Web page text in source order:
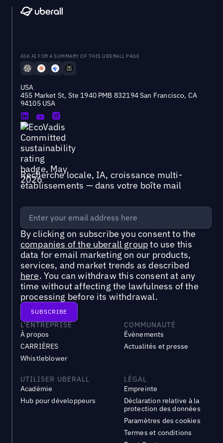
ASK AI FOR A SUMMARY OF THIS UBERALL PAGE
USA
455 Market St, Ste 1940 PMB 832194 San Francisco, CA
94105 USA
Recherche locale, IA, croissance multi-
établissements — dans votre boîte mail
By clicking on subscribe you consent to the
companies of the uberall groupto use this
data for email marketing on our products,
services, and market trends as described
here. You can withdraw this consent at any
time without affecting the lawfulness of the
processing before its withdrawal.
L'ENTREPRISE
À propos
CARRIÈRES
Whistleblower
COMMUNAUTÉ
Évènements
Actualités et presse
UTILISER UBERALL
Académie
Hub pour développeurs
LÉGAL
Empreinte
Déclaration relative à la
protection des données
Paramètres des cookies
Termes et conditions